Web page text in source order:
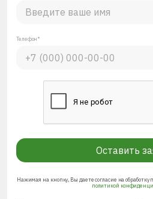
Телефон*
Оставить
Нажимая на кнопку, Вы даете согласие на
политикой